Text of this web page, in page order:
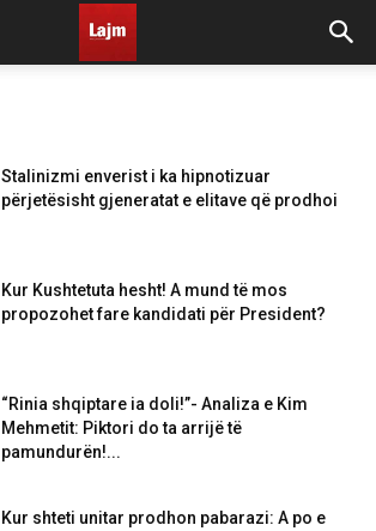
Stalinizmi enverist i ka hipnotizuar
përjetësisht gjeneratat e elitave që prodhoi
Kur Kushtetuta hesht! A mund të mos
propozohet fare kandidati për President?
“Rinia shqiptare ia doli!”- Analiza e Kim
Mehmetit: Piktori do ta arrijë të
pamundurën!...
Kur shteti unitar prodhon pabarazi: A po e